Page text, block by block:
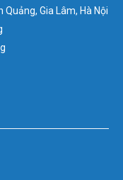
Gia Lâm, Hà Nội